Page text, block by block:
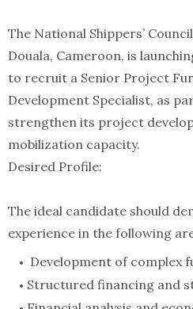
The National Shippers’
Douala, Cameroon, is
to recruit a Senior Project
Development Specialist, as
strengthen its project
mobilization capacity.
Desired Profile:
The ideal candidate should
experience in the following
Development of complex
Structured financing and